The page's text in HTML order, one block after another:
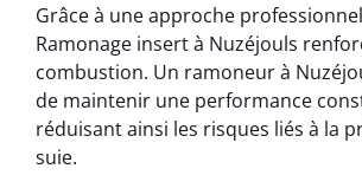
Grâce à une approche
Ramonage insert à Nuzéjouls
combustion. Un ramoneur à
de maintenir une performance
réduisant ainsi les risques liés à la
suie.